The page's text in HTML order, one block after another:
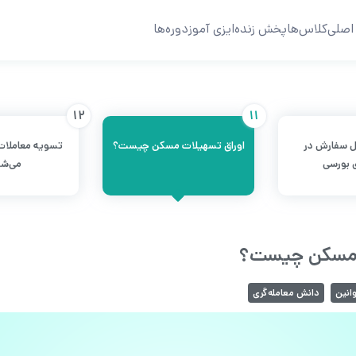
کلاس‌هاپخش زندهایزی آموزدوره‌ها
سفارش در
بورسی
11
اوراق تسهیلات مسکن چیست؟
12
تسویه
مسکن چیست؟
دانش معامله‌گری